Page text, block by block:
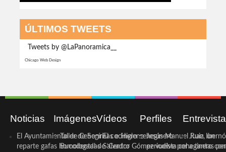
ÚLTIMOS TWEETS
Tweets by @LaPanoramica__
Chicago Web Design
Noticias
El Ayuntamiento de Cehegín
reparte gafas homologadas
Imágenes
Taller de Sonrisas e Higiene
Bucodental de ‘Centro
Vídeos
El cocinero ceheginero
Salvador Gómez vuelve por
Perfiles
Jesús Manuel Ruiz, un
periodista ceheginero con
Juan
a tantas